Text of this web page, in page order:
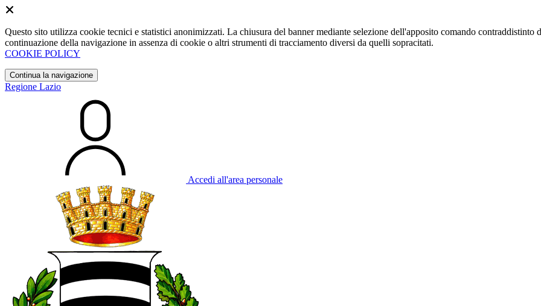
Questo sito utilizza cookie tecnici e statistici anonimizzati. La chiusura del banner mediante selezione dell'apposito comando
continuazione della navigazione in assenza di cookie o altri strumenti di tracciamento diversi da quelli sopracitati.
COOKIE POLICY
Continua la navigazione
Regione Lazio
Accedi all'area personale